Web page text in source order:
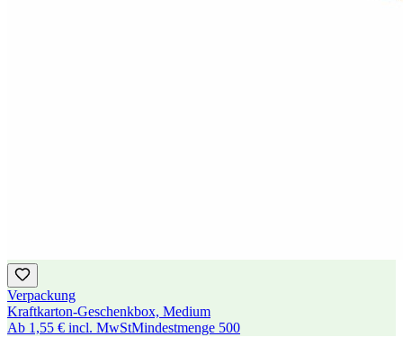
Verpackung
Kraftkarton-Geschenkbox, Medium
Ab 1,55 € incl. MwStMindestmenge 500